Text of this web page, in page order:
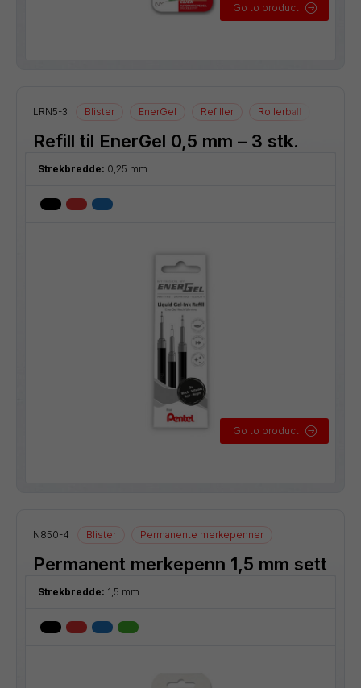
Go to product
LRN5-3 Blister EnerGel Refiller Rollerball
Refill til EnerGel 0,5 mm – 3 stk.
Strekbredde: 0,25 mm
Go to product
N850-4 Blister Permanente merkepenner
Permanent merkepenn 1,5 mm sett
Strekbredde: 1,5 mm